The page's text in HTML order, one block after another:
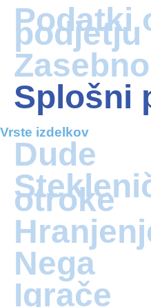
Podatki
podjetju
Splošni
Vrste izdelkov
Dude
otroke
Nega
Igrače